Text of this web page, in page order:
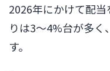
2026年にかけて配
りは3〜4%台が多く
す。